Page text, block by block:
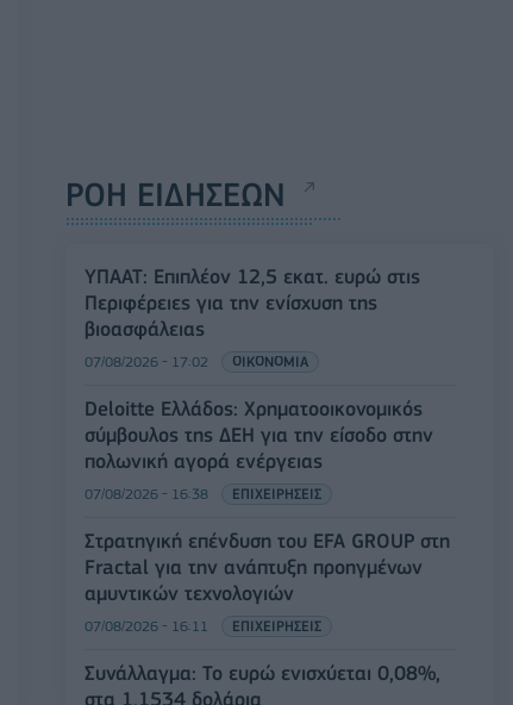
ΡΟΗ ΕΙΔΗΣΕΩΝ
ΥΠΑΑΤ: Επιπλέον 12,5 εκατ. ευρώ στις
Περιφέρειες για την ενίσχυση της
βιοασφάλειας
07/08/2026 - 17:02 ΟΙΚΟΝΟΜΙΑ
Deloitte Ελλάδος: Χρηματοοικονομικός
σύμβουλος της ΔΕΗ για την είσοδο στην
πολωνική αγορά ενέργειας
07/08/2026 - 16:38 ΕΠΙΧΕΙΡΗΣΕΙΣ
Στρατηγική επένδυση του EFA GROUP στη
Fractal για την ανάπτυξη προηγμένων
αμυντικών τεχνολογιών
07/08/2026 - 16:11 ΕΠΙΧΕΙΡΗΣΕΙΣ
Συνάλλαγμα: Το ευρώ ενισχύεται 0,08%,
στα 1,1534 δολάρια